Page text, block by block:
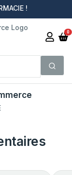
!
0